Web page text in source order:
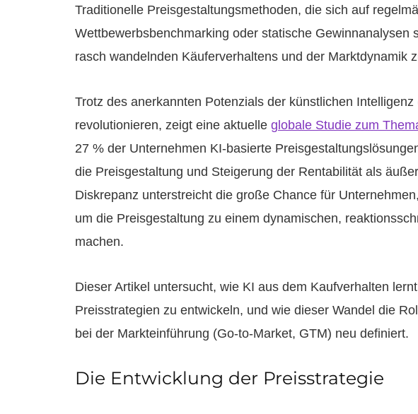
Traditionelle Preisgestaltungsmethoden, die sich auf
Wettbewerbsbenchmarking oder statische Gewinnanalysen
rasch wandelnden Käuferverhaltens und der Marktdynamik
Trotz des anerkannten Potenzials der künstlichen
revolutionieren, zeigt eine aktuelle globale Studie zum
27 % der Unternehmen KI-basierte
die Preisgestaltung und Steigerung der Rentabilität als
Diskrepanz unterstreicht die große Chance für
um die Preisgestaltung zu einem dynamischen,
machen.
Dieser Artikel untersucht, wie KI aus dem Kaufverhalten
Preisstrategien zu entwickeln, und wie dieser Wandel die
bei der Markteinführung (Go-to-Market, GTM) neu definiert.
Die Entwicklung der Preisstrategie